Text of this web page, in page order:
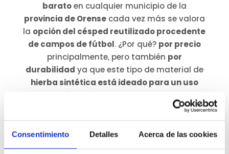
Consentimiento Detalles Acerca de las cookies
baratoen cualquier municipio de la
provincia de Orensecada vez más se valora
la opción del césped reutilizado procedente
de campos de fútbol. ¿Por qué? por precio
principalmente, pero también por
durabilidad ya que este tipo de material de
hierba sintética está ideado para un uso
intensivo
el césped artificial de 2ª mano es
muy demandado
para jardines
, terrazas,